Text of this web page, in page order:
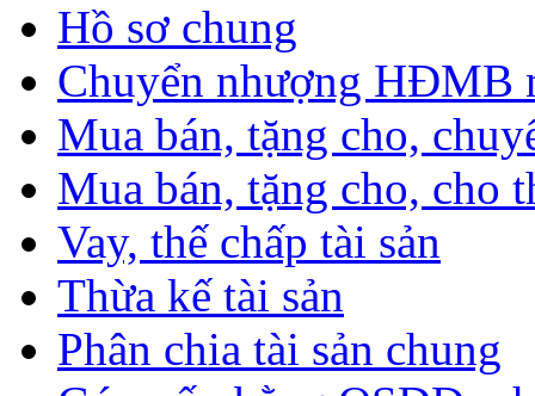
Hồ sơ chung
Chuyển nhượng HĐMB
Mua bán, tặng cho,
Mua bán, tặng cho, cho
Vay, thế chấp tài sản
Thừa kế tài sản
Phân chia tài sản chung